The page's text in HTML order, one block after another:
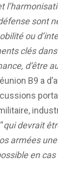
sont
ou
clés
d’être
B9 a
qui devrait
armées
en cas